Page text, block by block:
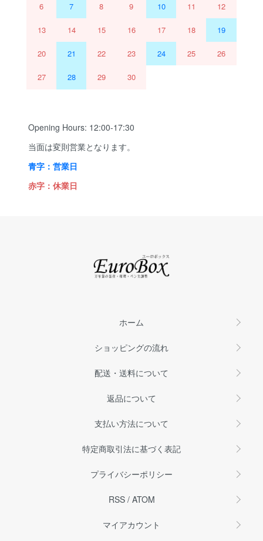
6 7 8 9 10 11 12
13 14 15 16 17 18 19
20 21 22 23 24 25 26
27 28 29 30
Opening Hours: 12:00-17:30
当面は変則営業となります。
青字：営業日
赤字：休業日
ホーム
ショッピングの流れ
配送・送料について
返品について
支払い方法について
特定商取引法に基づく表記
プライバシーポリシー
RSS/ ATOM
マイアカウント